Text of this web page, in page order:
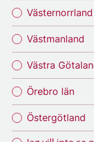
Västernorrland
Västmanland
Västra
Örebro län
Östergötland